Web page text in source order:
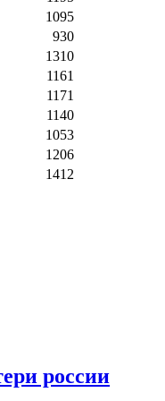
1095
930
1310
1161
1171
1140
1053
1206
1412
россии